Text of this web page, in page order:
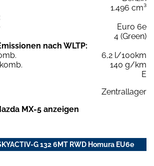
1.496 cm³
Euro 6e
4 (Green)
nach WLTP:
6,2 l/100km
140 g/km
E
Zentrallager
MX-5 anzeigen
G 132 6MT RWD Homura EU6e